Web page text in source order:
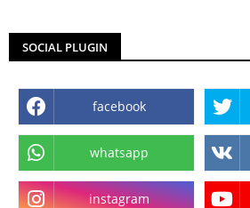
SOCIAL PLUGIN
facebook
whatsapp
instagram